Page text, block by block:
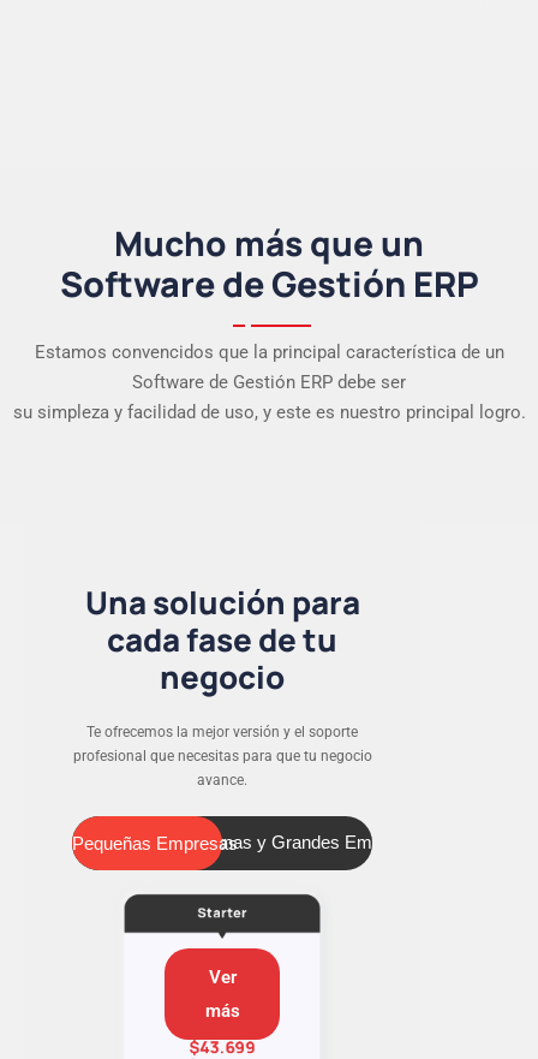
Mucho más que un
Software de Gestión ERP
Estamos convencidos que la principal característica de un
Software de Gestión ERP debe ser
su simpleza y facilidad de uso, y este es nuestro principal logro.
Una solución para
cada fase de tu
negocio
Te ofrecemos la mejor versión y el soporte
profesional que necesitas para que tu negocio
avance.
Pequeñas Empresas
Pequeñas EmpresasMedianas y Grandes Empresas
Ver
más